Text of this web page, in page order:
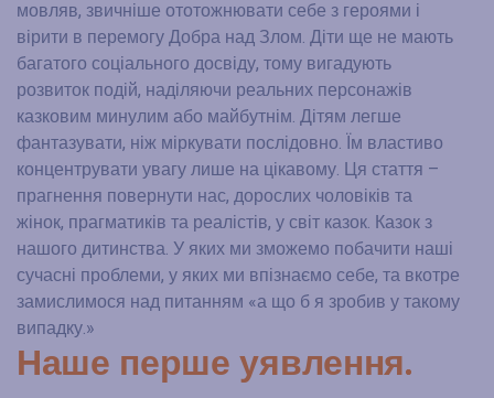
мовляв, звичніше ототожнювати себе з героями і
вірити в перемогу Добра над Злом. Діти ще не мають
багатого соціального досвіду, тому вигадують
розвиток подій, наділяючи реальних персонажів
казковим минулим або майбутнім. Дітям легше
фантазувати, ніж міркувати послідовно. Їм властиво
концентрувати увагу лише на цікавому. Ця стаття –
прагнення повернути нас, дорослих чоловіків та
жінок, прагматиків та реалістів, у світ казок. Казок з
нашого дитинства. У яких ми зможемо побачити наші
сучасні проблеми, у яких ми впізнаємо себе, та вкотре
замислимося над питанням «а що б я зробив у такому
випадку.»
Наше перше уявлення.